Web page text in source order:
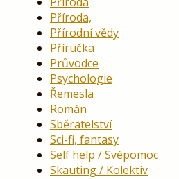
Příroda,
Přírodní vědy
Příručka
Průvodce
Psychologie
Řemesla
Román
Sběratelství
Sci-fi, fantasy
Self help / Svépomoc
Skauting / Kolektiv